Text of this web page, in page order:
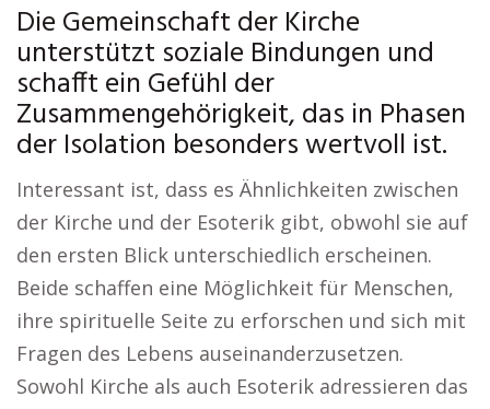
Die Gemeinschaft der Kirche
unterstützt soziale Bindungen und
schafft ein Gefühl der
Zusammengehörigkeit, das in Phasen
der Isolation besonders wertvoll ist.
Interessant ist, dass es Ähnlichkeiten zwischen
der Kirche und der Esoterik gibt, obwohl sie auf
den ersten Blick unterschiedlich erscheinen.
Beide schaffen eine Möglichkeit für Menschen,
ihre spirituelle Seite zu erforschen und sich mit
Fragen des Lebens auseinanderzusetzen.
Sowohl Kirche als auch Esoterik adressieren das